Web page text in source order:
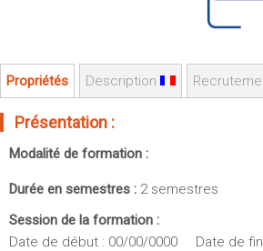
UFR FS (Chimie, Mathématique, Physique)
UFR Biosciences (Biologie, Biochimie)
GEP (Génie Electrique des Procédés -
Informatique (Département Composante)
Fermer
Intranet des personnels
Stage et emploi
Portefeuille d'Expériences et
de Compétences
Propriétés Description
Présentation :
Modalité de formation :
Durée en semestres : 2 semestres
Session de la formation :
Date de début : 00/00/0000 Date de fin